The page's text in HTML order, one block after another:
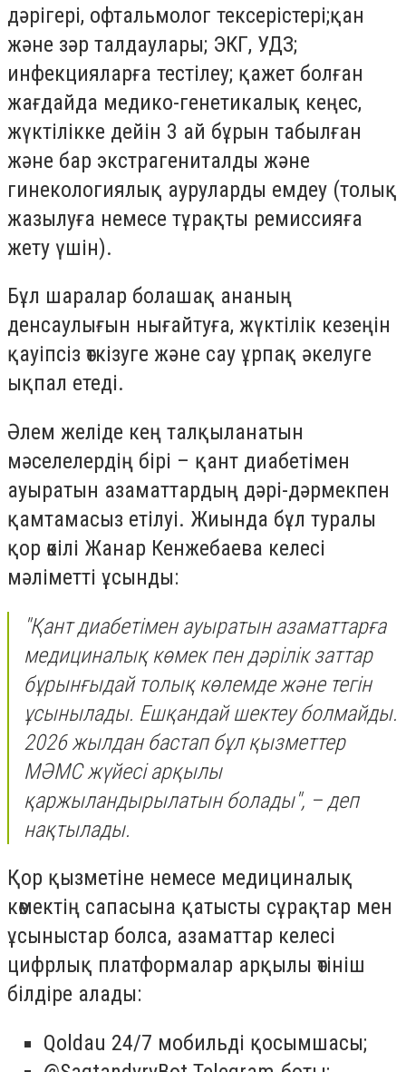
дәрігері, офтальмолог тексерістері;қан
және зәр талдаулары; ЭКГ, УДЗ;
инфекцияларға тестілеу; қажет болған
жағдайда медико-генетикалық кеңес,
жүктілікке дейін 3 ай бұрын табылған
және бар экстрагениталды және
гинекологиялық ауруларды емдеу (толық
жазылуға немесе тұрақты ремиссияға
жету үшін).
Бұл шаралар болашақ ананың
денсаулығын нығайтуға, жүктілік кезеңін
қауіпсіз өткізуге және сау ұрпақ әкелуге
ықпал етеді.
Әлем желіде кең талқыланатын
мәселелердің бірі – қант диабетімен
ауыратын азаматтардың дәрі-дәрмекпен
қамтамасыз етілуі. Жиында бұл туралы
қор өкілі Жанар Кенжебаева келесі
мәліметті ұсынды:
"Қант диабетімен ауыратын азаматтарға
медициналық көмек пен дәрілік заттар
бұрынғыдай толық көлемде және тегін
ұсынылады. Ешқандай шектеу болмайды.
2026 жылдан бастап бұл қызметтер
МӘМС жүйесі арқылы
қаржыландырылатын болады", – деп
нақтылады.
Қор қызметіне немесе медициналық
көмектің сапасына қатысты сұрақтар мен
ұсыныстар болса, азаматтар келесі
цифрлық платформалар арқылы өтініш
білдіре алады:
⁠Qoldau 24/7 мобильді қосымшасы;